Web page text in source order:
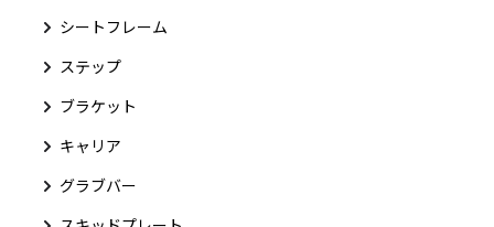
シートフレーム
ステップ
ブラケット
キャリア
グラブバー